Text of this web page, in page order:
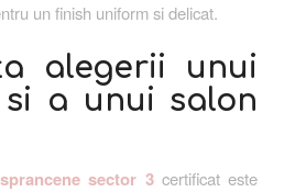
un finish uniform si delicat.
alegerii unui
a unui salon
sector 3certificat este